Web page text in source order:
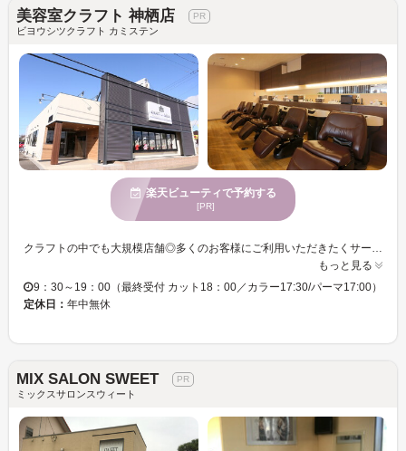
美容室クラフト 神栖店
ビヨウシツクラフト カミステン
楽天ビューティで予約する
[PR]
もっと見る
9：30～19：00（最終受付 カット18：00／カラー17:30/パーマ17:00）
定休日： 年中無休
MIX SALON SWEET
ミックスサロンスウィート